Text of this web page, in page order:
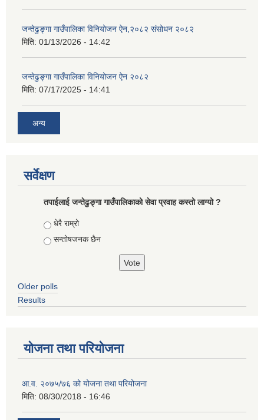
जन्तेढुङ्गा गाउँपालिका विनियोजन ऐन,२०८२ संसोधन २०८२
मिति: 01/13/2026 - 14:42
जन्तेढुङ्गा गाउँपालिका विनियोजन ऐन २०८२
मिति: 07/17/2025 - 14:41
अन्य
सर्वेक्षण
तपाईलाई जन्तेढुङ्गा गाउँपालिकाको सेवा प्रवाह कस्तो लाग्यो ?
Choices
धेरै राम्रो
सन्तोषजनक छैन
Older polls
Results
योजना तथा परियोजना
आ.व. २०७५/७६ को योजना तथा परियोजना
मिति: 08/30/2018 - 16:46